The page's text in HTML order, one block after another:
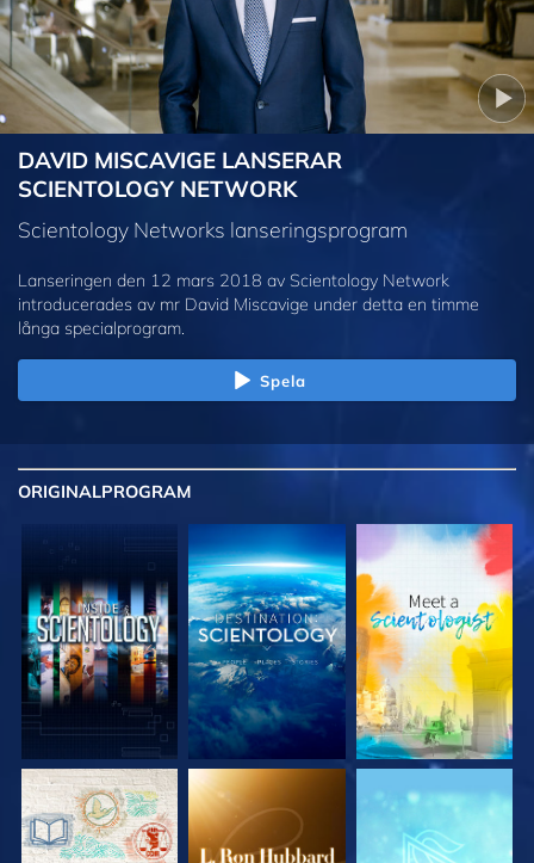
DAVID MISCAVIGE LANSERAR
SCIENTOLOGY NETWORK
Scientology Networks lanseringsprogram
Lanseringen den 12 mars 2018 av Scientology Network
introducerades av mr David Miscavige under detta en timme
långa specialprogram.
Spela
ORIGINALPROGRAM
UTFORSKA
UTFORSKA
UTFORSKA